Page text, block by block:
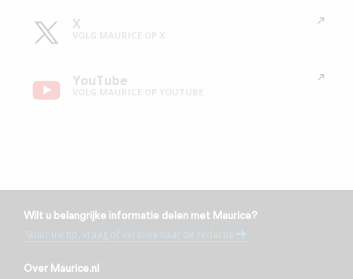
X
YouTube
Wilt u belangrijke informatie delen met Maurice?
Stuur uw tip, vraag of verzoek naar de redactie
Over Maurice.nl